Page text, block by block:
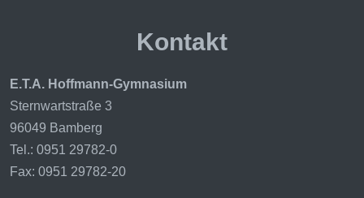
Kontakt
E.T.A. Hoffmann-Gymnasium
Sternwartstraße 3
96049 Bamberg
Tel.: 0951 29782-0
Fax: 0951 29782-20